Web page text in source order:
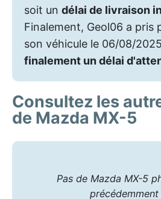
soit un délai de livraison
Finalement, Geol06 a pris
son véhicule le 06/08/
finalement un délai
Consultez les
de Mazda MX-5
Pas de Mazda MX-5